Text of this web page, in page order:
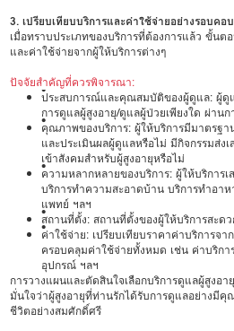
3. เปรียบเทียบบริการและค่าใช้จ่ายอย่างรอบคอบ
เมื่อทราบประเภทของบริการที่ต้องการแล้ว ขั้นต
และค่าใช้จ่ายจากผู้ให้บริการต่างๆ
ปัจจัยสำคัญที่ควรพิจารณา:
•
ประสบการณ์และคุณสมบัติของผู้ดูแล: ผู้
การดูแลผู้สูงอายุ/ดูแลผู้ป่วยเพียงใด ผ่าน
•
คุณภาพของบริการ: ผู้ให้บริการมีมาตรฐ
และประเมินผลผู้ดูแลหรือไม่ มีกิจกรรมส่ง
เข้าสังคมสำหรับผู้สูงอายุหรือไม่
•
ความหลากหลายของบริการ: ผู้ให้บริการเ
บริการทำความสะอาดบ้าน บริการทำอาห
แพทย์ ฯลฯ
•
สถานที่ตั้ง: สถานที่ตั้งของผู้ให้บริการสะด
•
ค่าใช้จ่าย: เปรียบเทียบราคาค่าบริการจ
ครอบคลุมค่าใช้จ่ายทั้งหมด เช่น ค่าบริก
อุปกรณ์ ฯลฯ
การวางแผนและตัดสินใจเลือกบริการดูแลผู้สูงอ
มั่นใจว่าผู้สูงอายุที่ท่านรักได้รับการดูแลอย่างมี
ชีวิตอย่างสมศักดิ์ศรี